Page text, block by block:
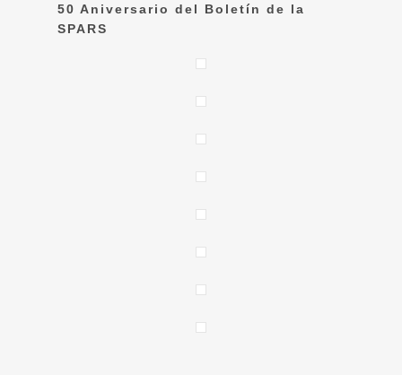
50 Aniversario del Boletín de la
SPARS